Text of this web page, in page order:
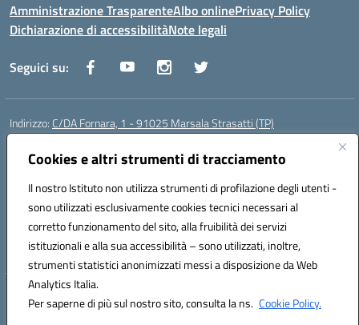
Cookies e altri strumenti di tracciamento
Il nostro Istituto non utilizza strumenti di profilazione degli utenti -
sono utilizzati esclusivamente cookies tecnici necessari al
corretto funzionamento del sito, alla fruibilità dei servizi
istituzionali e alla sua accessibilità – sono utilizzati, inoltre,
strumenti statistici anonimizzati messi a disposizione da Web
Analytics Italia.
Per saperne di più sul nostro sito, consulta la ns. Cookie Policy.
Amministrazione TrasparenteAlbo onlinePrivacy Policy
Dichiarazione di accessibilitàNote legali
Seguici su:
Indirizzo: C/DA Fornara, 1 - 91025 Marsala Strasatti (TP)
Centralino:
Posta elettronica certificata (PEC):tpic81600v@pec.istruzione.it
Codice fiscale: 82006360810
Codice meccanografico:TPIC81600V
Codice Indice delle Pubbliche Amministrazioni (IPA): istsc_tpic81600v
Codice unico di fatturazione (CUF): UFODYY
Hosting & Powered by 3D Solution S.r.l.
Concept & Design by Designers Italia